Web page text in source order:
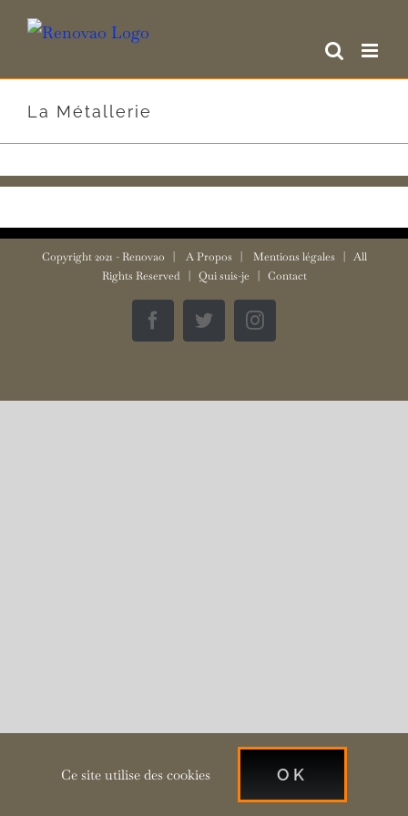
Skip
La Métallerie
Copyright 2021 -Renovao | A Propos| Mentions légales| All
Rights Reserved | Qui suis-je | Contact
FacebookTwitterInstagram
Ce site utilise des cookies OK